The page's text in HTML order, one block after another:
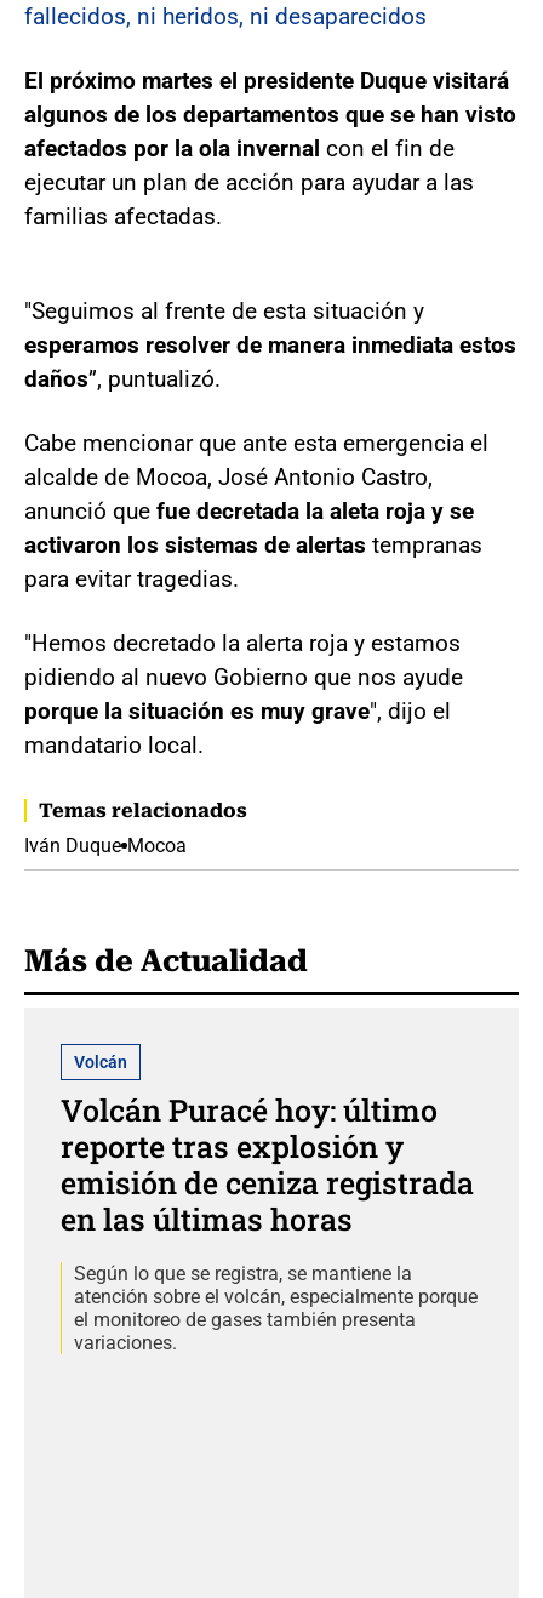
fallecidos, ni heridos, ni desaparecidos
El próximo martes el presidente Duque visitará
algunos de los departamentos que se han visto
afectados por la ola invernal con el fin de
ejecutar un plan de acción para ayudar a las
familias afectadas.
"Seguimos al frente de esta situación y
esperamos resolver de manera inmediata estos
daños”, puntualizó.
Cabe mencionar que ante esta emergencia el
alcalde de Mocoa, José Antonio Castro,
anunció que fue decretada la aleta roja y se
activaron los sistemas de alertas tempranas
para evitar tragedias.
"Hemos decretado la alerta roja y estamos
pidiendo al nuevo Gobierno que nos ayude
porque la situación es muy grave", dijo el
mandatario local.
Temas relacionados
Iván Duque Mocoa
Más de Actualidad
Volcán
Volcán Puracé hoy: último
reporte tras explosión y
emisión de ceniza registrada
en las últimas horas
Según lo que se registra, se mantiene la
atención sobre el volcán, especialmente porque
el monitoreo de gases también presenta
variaciones.